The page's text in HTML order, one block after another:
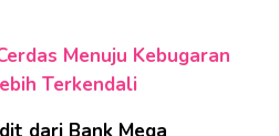
Menuju Kebugaran
Terkendali